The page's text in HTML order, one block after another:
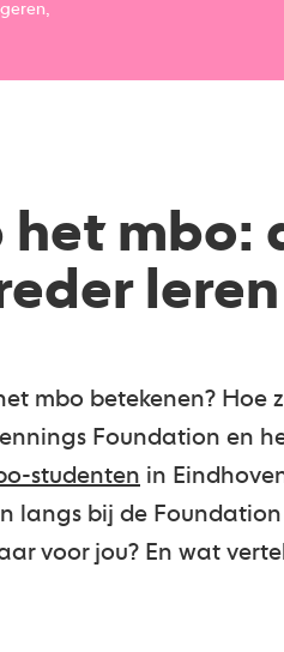
mbo:
mbo betekenen? Hoe
Foundation en
studenten in
langs bij de
voor jou? En wat